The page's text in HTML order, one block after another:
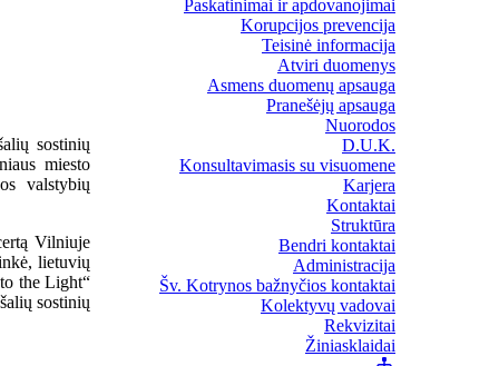
Paskatinimai ir apdovanojimai
Korupcijos prevencija
Teisinė informacija
Atviri duomenys
Asmens duomenų apsauga
Pranešėjų apsauga
Nuorodos
D.U.K.
Konsultavimasis su visuomene
Karjera
Kontaktai
Struktūra
Bendri kontaktai
Administracija
Šv. Kotrynos bažnyčios kontaktai
Kolektyvų vadovai
Rekvizitai
Žiniasklaidai
sostinių
miesto
valstybių
Vilniuje
lietuvių
the Light“
sostinių